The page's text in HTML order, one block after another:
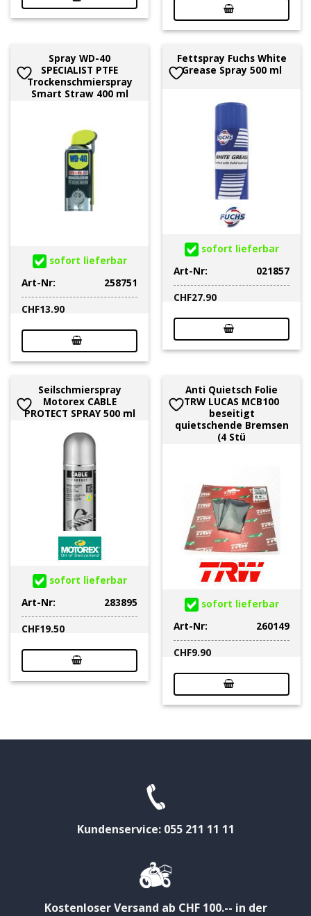
Spray WD-40
SPECIALIST PTFE
Trockenschmierspray
Smart Straw 400 ml
sofort lieferbar
Art-Nr:
258751
CHF13.90
Fettspray Fuchs White
Grease Spray 500 ml
sofort lieferbar
Art-Nr:
021857
CHF27.90
Seilschmierspray
Motorex CABLE
PROTECT SPRAY 500 ml
sofort lieferbar
Art-Nr:
283895
CHF19.50
Anti Quietsch Folie
TRW LUCAS MCB100
beseitigt
quietschende Bremsen
(4 Stü
sofort lieferbar
Art-Nr:
260149
CHF9.90
Kundenservice: 055 211 11 11
Kostenloser Versand ab CHF 100.-- in der